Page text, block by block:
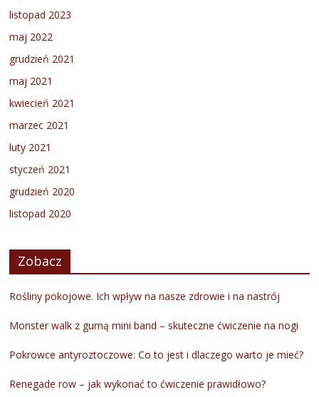
listopad 2023
maj 2022
grudzień 2021
maj 2021
kwiecień 2021
marzec 2021
luty 2021
styczeń 2021
grudzień 2020
listopad 2020
Zobacz
Rośliny pokojowe. Ich wpływ na nasze zdrowie i na nastrój
Monster walk z gumą mini band – skuteczne ćwiczenie na nogi
Pokrowce antyroztoczowe: Co to jest i dlaczego warto je mieć?
Renegade row – jak wykonać to ćwiczenie prawidłowo?